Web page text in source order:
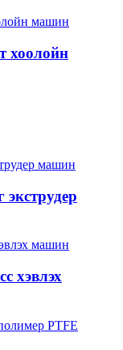
хоолойн
хэвлэх